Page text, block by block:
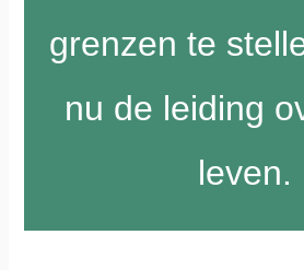
grenzen te
nu de leiding
leven.